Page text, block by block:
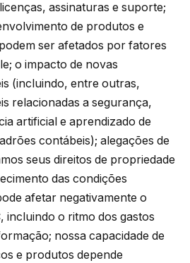
assinaturas e suporte;
de produtos e
ser afetados por fatores
o impacto de novas
(incluindo, entre outras,
relacionadas a segurança,
artificial e aprendizado de
contábeis); alegações de
seus direitos de propriedade
das condições
afetar negativamente o
incluindo o ritmo dos gastos
nossa capacidade de
e produtos depende